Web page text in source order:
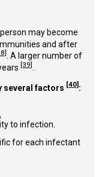
may become
and after
. A larger number of
[39]
several factors [40] :
to infection.
for each infectant